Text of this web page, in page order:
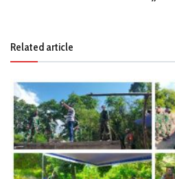
Related article